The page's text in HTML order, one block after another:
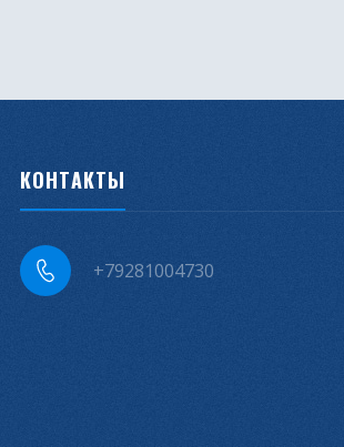
КОНТАКТЫ
+79281004730